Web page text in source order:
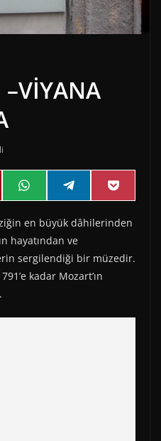
–VİYANA
Share
on
W
h
t
s
A
p
p
Share
on
e
e
g
r
a
m
Share
on
P
o
k
en büyük dâhilerinden
hayatından ve
sergilendiği bir müzedir.
kadar Mozart’ın